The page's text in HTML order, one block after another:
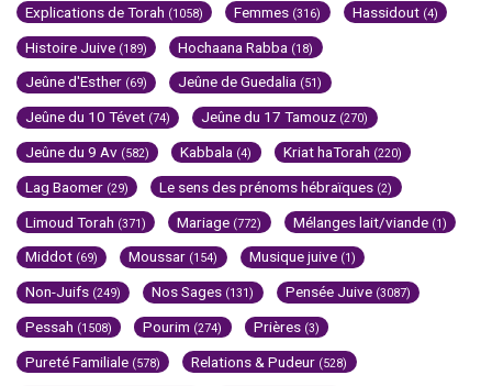
Explications de Torah (1058) Femmes (316) Hassidout (4)
Histoire Juive (189) Hochaana Rabba (18)
Jeûne d'Esther (69) Jeûne de Guedalia (51)
Jeûne du 10 Tévet (74) Jeûne du 17 Tamouz (270)
Jeûne du 9 Av (582) Kabbala (4) Kriat haTorah (220)
Lag Baomer (29) Le sens des prénoms hébraïques (2)
Limoud Torah (371) Mariage (772) Mélanges lait/viande (1)
Middot (69) Moussar (154) Musique juive (1)
Non-Juifs (249) Nos Sages (131) Pensée Juive (3087)
Pessah (1508) Pourim (274) Prières (3)
Pureté Familiale (578) Relations & Pudeur (528)